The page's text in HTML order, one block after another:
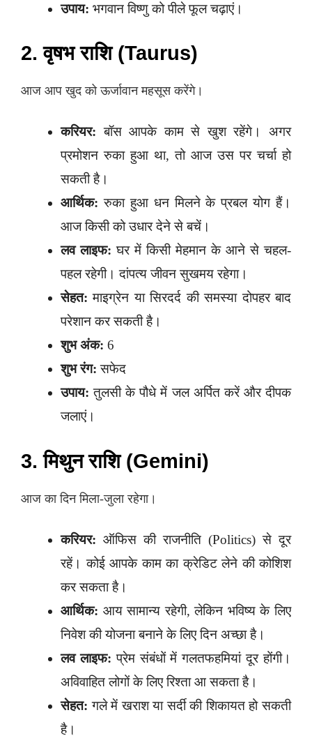
उपाय: भगवान विष्णु को पीले फूल चढ़ाएं।
2. वृषभ राशि (Taurus)
आज आप खुद को ऊर्जावान महसूस करेंगे।
करियर: बॉस आपके काम से खुश रहेंगे। अगर
प्रमोशन रुका हुआ था, तो आज उस पर चर्चा हो
सकती है।
आर्थिक: रुका हुआ धन मिलने के प्रबल योग हैं।
आज किसी को उधार देने से बचें।
लव लाइफ: घर में किसी मेहमान के आने से चहल-
पहल रहेगी। दांपत्य जीवन सुखमय रहेगा।
सेहत: माइग्रेन या सिरदर्द की समस्या दोपहर बाद
परेशान कर सकती है।
शुभ अंक: 6
शुभ रंग: सफेद
उपाय: तुलसी के पौधे में जल अर्पित करें और दीपक
जलाएं।
3. मिथुन राशि (Gemini)
आज का दिन मिला-जुला रहेगा।
करियर: ऑफिस की राजनीति (Politics) से दूर
रहें। कोई आपके काम का क्रेडिट लेने की कोशिश
कर सकता है।
आर्थिक: आय सामान्य रहेगी, लेकिन भविष्य के लिए
निवेश की योजना बनाने के लिए दिन अच्छा है।
लव लाइफ: प्रेम संबंधों में गलतफहमियां दूर होंगी।
अविवाहित लोगों के लिए रिश्ता आ सकता है।
सेहत: गले में खराश या सर्दी की शिकायत हो सकती
है।